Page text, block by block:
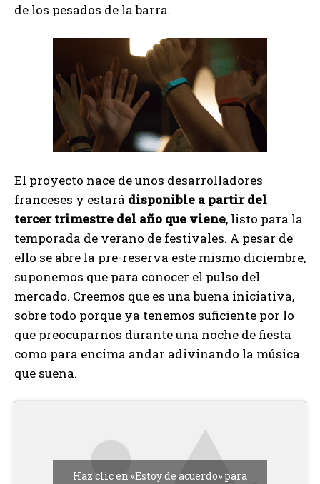
de los pesados de la barra.
El proyecto nace de unos desarrolladores
franceses y estará disponible a partir del
tercer trimestre del año que viene, listo para la
temporada de verano de festivales. A pesar de
ello se abre la pre-reserva este mismo diciembre,
suponemos que para conocer el pulso del
mercado. Creemos que es una buena iniciativa,
sobre todo porque ya tenemos suficiente por lo
que preocuparnos durante una noche de fiesta
como para encima andar adivinando la música
que suena.
Haz clic en «Estoy de acuerdo» para